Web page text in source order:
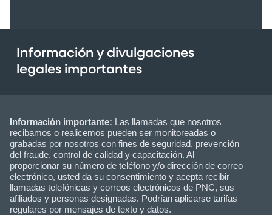
Información y divulgaciones
legales importantes
Información importante: Las llamadas que nosotros
recibamos o realicemos pueden ser monitoreadas o
grabadas por nosotros con fines de seguridad, prevención
del fraude, control de calidad y capacitación. Al
proporcionar su número de teléfono y/o dirección de correo
electrónico, usted da su consentimiento y acepta recibir
llamadas telefónicas y correos electrónicos de PNC, sus
afiliados y personas designadas. Podrían aplicarse tarifas
regulares por mensajes de texto y datos.